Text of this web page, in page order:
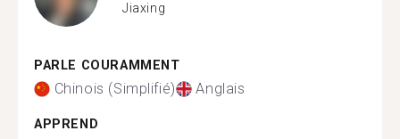
Jiaxing
PARLE COURAMMENT
Chinois (Simplifié) Anglais
APPREND